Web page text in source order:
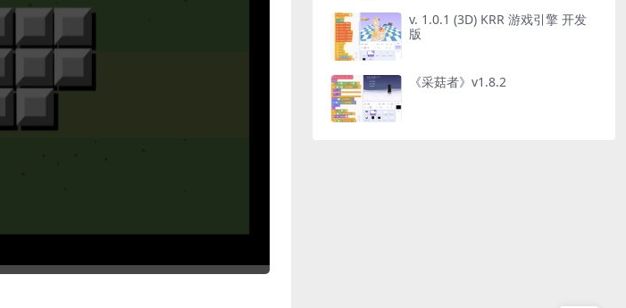
v. 1.0.1 (3D) KRR 游戏引擎 开发
版
《采菇者》v1.8.2